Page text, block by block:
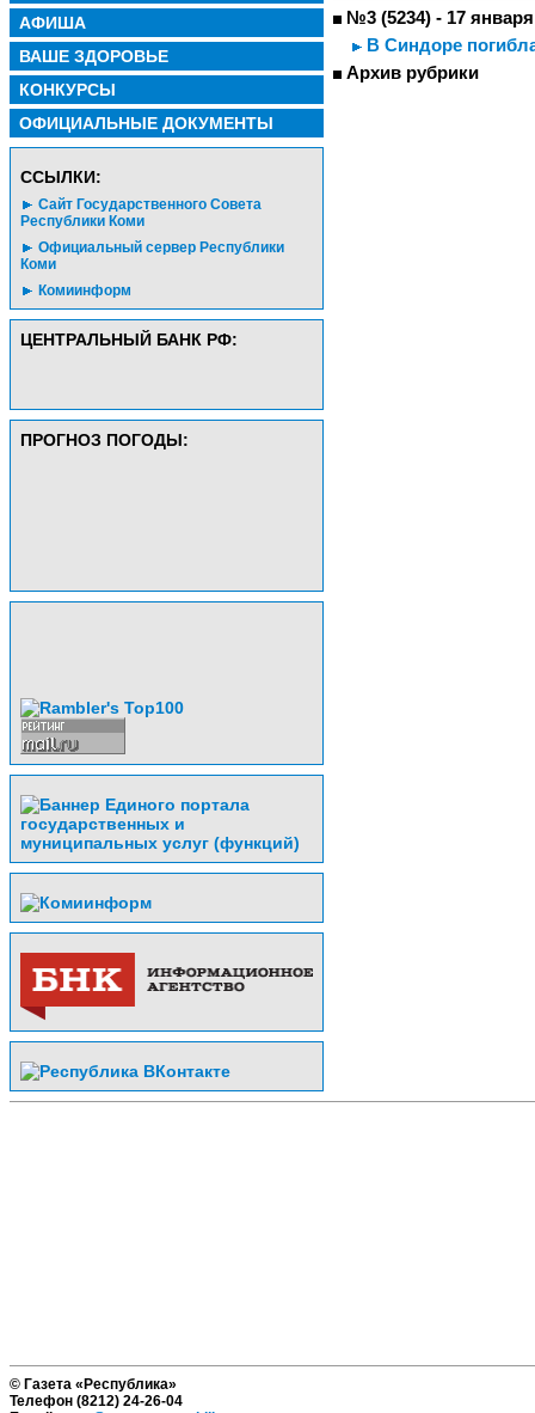
АФИША
ВАШЕ ЗДОРОВЬЕ
КОНКУРСЫ
ОФИЦИАЛЬНЫЕ ДОКУМЕНТЫ
CСЫЛКИ:
Сайт Государственного Совета
Республики Коми
Официальный сервер Республики
Коми
Комиинформ
ЦЕНТРАЛЬНЫЙ БАНК РФ:
ПРОГНОЗ ПОГОДЫ:
№3 (5234) - 17 января
В Синдоре
Архив рубрики
© Газета «Республика»
Телефон (8212) 24-26-04